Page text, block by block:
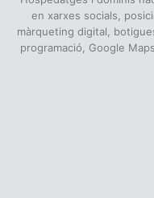
en xarxes socials,
màrqueting digital,
programació, Google